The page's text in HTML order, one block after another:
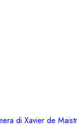
di Xavier de